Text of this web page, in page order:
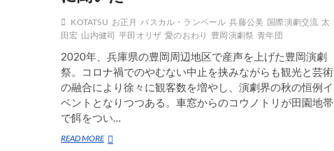
KOTATSU お正月 パスカル・ランベール 兵藤公美 国際演劇交流 太
田宏 山内健司 平田オリザ 愛のおわり 豊岡演劇祭 青年団
2020年、兵庫県の豊岡周辺地区で産声を上げた豊岡演劇
祭。コロナ禍でのやむない中止を挟みながらも観光と芸術
の融合により徐々に観客数を増やし、演劇界の秋の恒例イ
ベントとなりつつある。車窓からのコウノトリが田園地帯
で餌をつい…
READ MORE日